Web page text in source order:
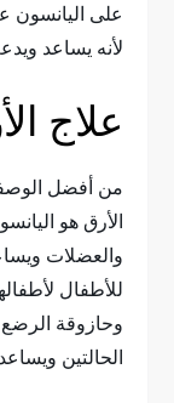
على اليانسون
لأنه يساعد
علاج
من أفضل
الأرق هو
والعضلات
للأطفال
وحازوقة
الحالتين